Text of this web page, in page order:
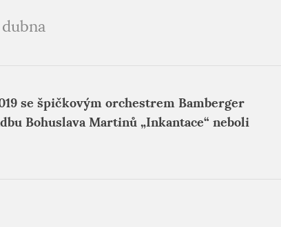
dubna
se špičkovým orchestrem Bamberger
Bohuslava Martinů „Inkantace“ neboli